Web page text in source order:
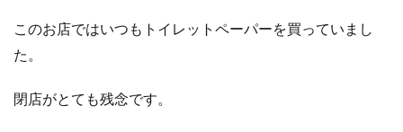
このお店ではいつもトイレットペーパーを買っていまし
た。
閉店がとても残念です。